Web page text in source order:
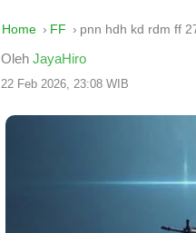
Home FF pnn hdh kd rdm ff
Oleh JayaHiro
22 Feb 2026, 23:08 WIB